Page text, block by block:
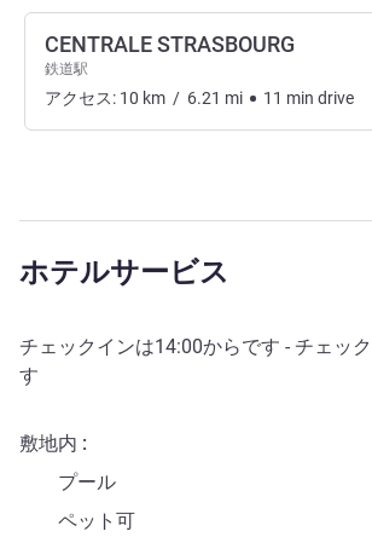
CENTRALE STRASBOURG
鉄道駅
アクセス: 10 km / 6.21 mi 11 min drive
ホテルサービス
チェックインは14:00からです - チェッ
す
敷地内
プール
ペット可